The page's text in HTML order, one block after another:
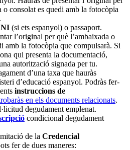
o consolat es quedi amb la fotocòpia
(si ets espanyol) o passaport.
l’original per què l’ambaixada o
amb la fotocòpia que compulsarà. Si
qui presenta la documentació,
autorització signada per tu.
d’una taxa que hauràs
d’educació espanyol. Podràs fer-
instruccions de
en els documents relacionats.
degudament emplenat.
condicional degudament
de la Credencial
fer de dues maneres: